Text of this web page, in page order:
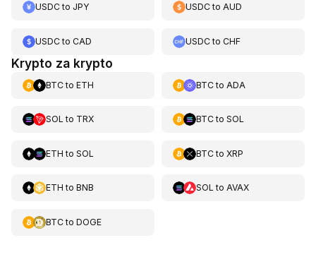
USDCto JPY USDCtoAUD
USDCto CAD USDCtoCHF
Krypto za krypto
BTCto ETH BTCto ADA
SOL to TRX BTCto SOL
ETH to SOL BTCto XRP
ETH to BNB SOL to AVAX
BTCto DOGE